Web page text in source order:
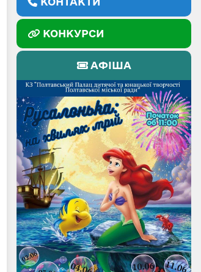
КОНКУРСИ
АФІША